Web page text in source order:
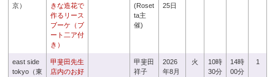
京）
きな造花で
作るリース
ブーケ（ブ
ート二ア付
き）
(Roset
ta主
催)
25日
east side
tokyo（東
甲斐田先生
店内のお好
甲斐田
祥子
2026
年8月
火
10時
30分
14時
00分
1